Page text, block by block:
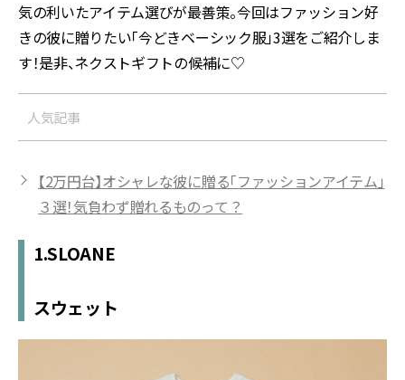
気の利いたアイテム選びが最善策。今回はファッション好
きの彼に贈りたい「今どきベーシック服」3選をご紹介しま
す！是非、ネクストギフトの候補に♡
人気記事
【2万円台】オシャレな彼に贈る「ファッションアイテム」
３選！気負わず贈れるものって？
1.SLOANE
スウェット